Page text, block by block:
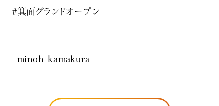
#箕面グランドオープン
minoh_kamakura